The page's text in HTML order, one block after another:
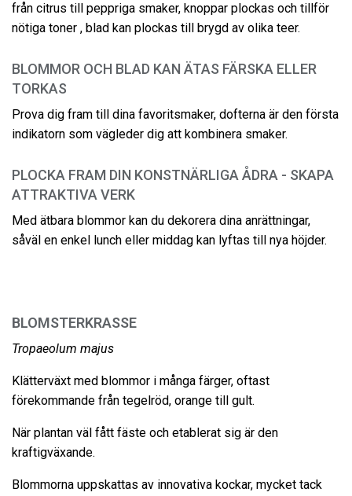
från citrus till peppriga smaker, knoppar plockas och tillför
nötiga toner , blad kan plockas till brygd av olika teer.
BLOMMOR OCH BLAD KAN ÄTAS FÄRSKA ELLER
TORKAS
Prova dig fram till dina favoritsmaker, dofterna är den första
indikatorn som vägleder dig att kombinera smaker.
PLOCKA FRAM DIN KONSTNÄRLIGA ÅDRA - SKAPA
ATTRAKTIVA VERK
Med ätbara blommor kan du dekorera dina anrättningar,
såväl en enkel lunch eller middag kan lyftas till nya höjder.
BLOMSTERKRASSE
Tropaeolum majus
Klätterväxt med blommor i många färger, oftast
förekommande från tegelröd, orange till gult.
När plantan väl fått fäste och etablerat sig är den
kraftigväxande.
Blommorna uppskattas av innovativa kockar, mycket tack